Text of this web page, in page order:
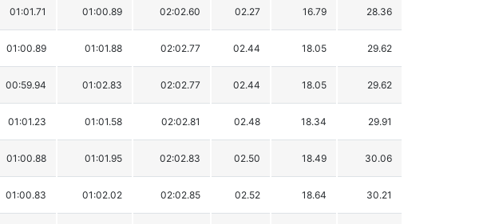
01:01.71 01:00.89 02:02.60 02.27 16.79 28.36
01:00.89 01:01.88 02:02.77 02.44 18.05 29.62
00:59.94 01:02.83 02:02.77 02.44 18.05 29.62
01:01.23 01:01.58 02:02.81 02.48 18.34 29.91
01:00.88 01:01.95 02:02.83 02.50 18.49 30.06
01:00.83 01:02.02 02:02.85 02.52 18.64 30.21